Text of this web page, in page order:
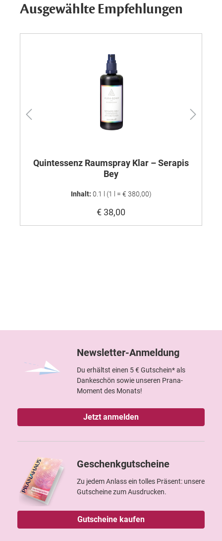
Ausgewählte Empfehlungen
Quintessenz Raumspray Klar – Serapis
Bey
Inhalt: 0.1 l (1 l = € 380,00)
€ 38,00
Newsletter-Anmeldung
Du erhältst einen 5 € Gutschein* als
Dankeschön sowie unseren Prana-
Moment des Monats!
Jetzt anmelden
Geschenkgutscheine
Zu jedem Anlass ein tolles Präsent: unsere
Gutscheine zum Ausdrucken.
Gutscheine kaufen